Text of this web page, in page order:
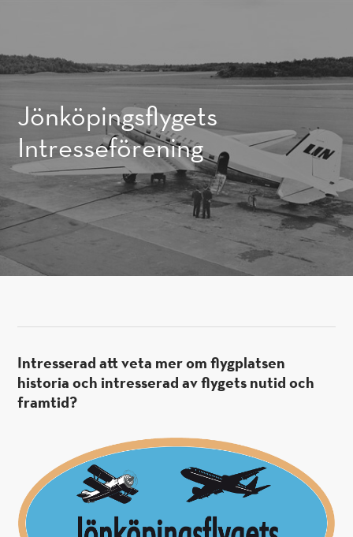
Jönköpingsflygets
Intresseförening
Intresserad att veta mer om flygplatsen
historia och intresserad av flygets nutid och
framtid?